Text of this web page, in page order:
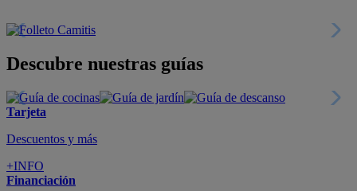
Descubre nuestras guías
Tarjeta
Descuentos y más
+INFO
Financiación